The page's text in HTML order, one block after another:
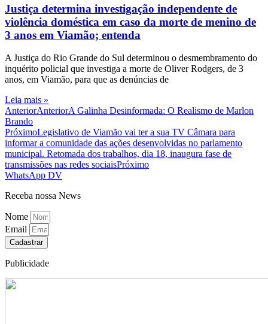
Justiça determina investigação independente de
violência doméstica em caso da morte de menino de
3 anos em Viamão; entenda
A Justiça do Rio Grande do Sul determinou o desmembramento do
inquérito policial que investiga a morte de Oliver Rodgers, de 3
anos, em Viamão, para que as denúncias de
Leia mais »
AnteriorAnteriorA Galinha Desinformada: O Realismo de Marlon
Brando
PróximoLegislativo de Viamão vai ter a sua TV Câmara para
informar a comunidade das ações desenvolvidas no parlamento
municipal. Retomada dos trabalhos, dia 18, inaugura fase de
transmissões nas redes sociaisPróximo
WhatsApp DV
Receba nossa News
Nome
Email
Cadastrar
Publicidade